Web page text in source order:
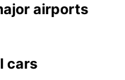
airports
cars